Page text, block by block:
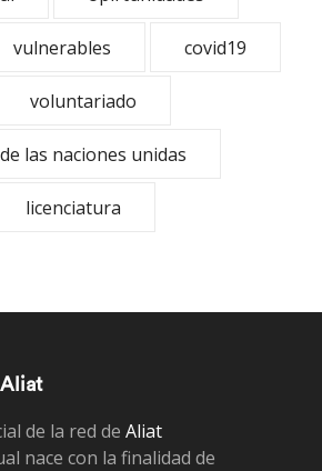
vulnerables covid19
voluntariado
las naciones unidas
licenciatura
de la red de Aliat
nace con la finalidad de